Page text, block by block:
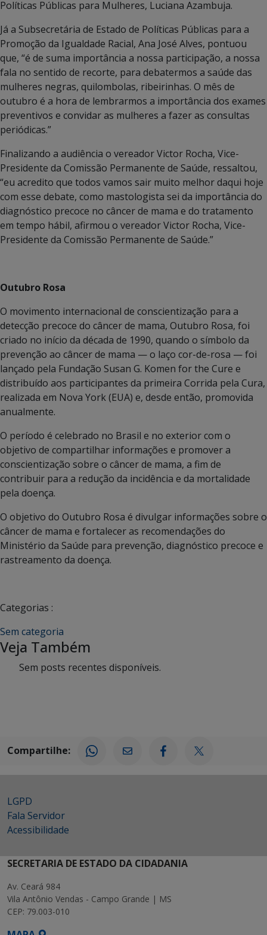
Políticas Públicas para Mulheres, Luciana Azambuja.
Já a Subsecretária de Estado de Políticas Públicas para a
Promoção da Igualdade Racial, Ana José Alves, pontuou
que, “é de suma importância a nossa participação, a nossa
fala no sentido de recorte, para debatermos a saúde das
mulheres negras, quilombolas, ribeirinhas. O mês de
outubro é a hora de lembrarmos a importância dos exames
preventivos e convidar as mulheres a fazer as consultas
periódicas.”
Finalizando a audiência o vereador Victor Rocha, Vice-
Presidente da Comissão Permanente de Saúde, ressaltou,
“eu acredito que todos vamos sair muito melhor daqui hoje
com esse debate, como mastologista sei da importância do
diagnóstico precoce no câncer de mama e do tratamento
em tempo hábil, afirmou o vereador Victor Rocha, Vice-
Presidente da Comissão Permanente de Saúde.”
Outubro Rosa
O movimento internacional de conscientização para a
detecção precoce do câncer de mama, Outubro Rosa, foi
criado no início da década de 1990, quando o símbolo da
prevenção ao câncer de mama — o laço cor-de-rosa — foi
lançado pela Fundação Susan G. Komen for the Cure e
distribuído aos participantes da primeira Corrida pela Cura,
realizada em Nova York (EUA) e, desde então, promovida
anualmente.
O período é celebrado no Brasil e no exterior com o
objetivo de compartilhar informações e promover a
conscientização sobre o câncer de mama, a fim de
contribuir para a redução da incidência e da mortalidade
pela doença.
O objetivo do Outubro Rosa é divulgar informações sobre o
câncer de mama e fortalecer as recomendações do
Ministério da Saúde para prevenção, diagnóstico precoce e
rastreamento da doença.
Categorias :
Sem categoria
Veja Também
Sem posts recentes disponíveis.
Compartilhe:
LGPD
Fala Servidor
Acessibilidade
SECRETARIA DE ESTADO DA CIDADANIA
Av. Ceará 984
Vila Antônio Vendas - Campo Grande | MS
CEP: 79.003-010